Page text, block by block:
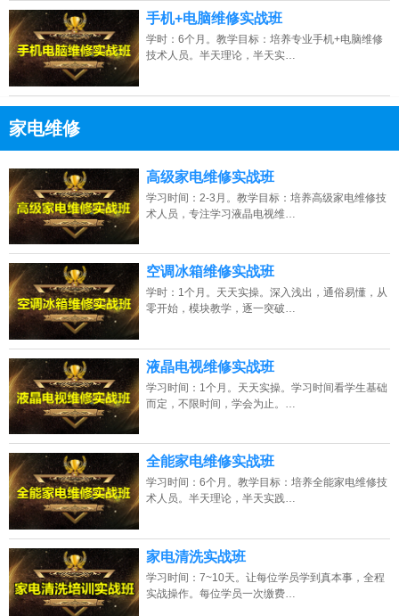
手机+电脑维修实战班
学时：6个月。教学目标：培养专业手机+电脑维修
技术人员。半天理论，半天实…
家电维修
点击免费咨询电话：13807313137
高级家电维修实战班
学习时间：2-3月。教学目标：培养高级家电维修技
术人员，专注学习液晶电视维…
空调冰箱维修实战班
学时：1个月。天天实操。深入浅出，通俗易懂，从
零开始，模块教学，逐一突破…
液晶电视维修实战班
学习时间：1个月。天天实操。学习时间看学生基础
而定，不限时间，学会为止。…
全能家电维修实战班
学习时间：6个月。教学目标：培养全能家电维修技
术人员。半天理论，半天实践…
家电清洗实战班
学习时间：7~10天。让每位学员学到真本事，全程
实战操作。每位学员一次缴费…